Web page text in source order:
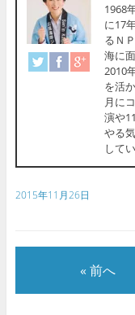
1968
に17
るＮ
海に
2010
を活
月に
演や
やる
してい
2015年11月26日
« 前へ